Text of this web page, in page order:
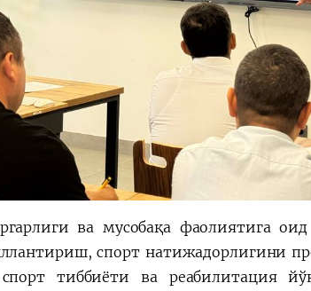
ва мусобақа фаолиятига
спорт натижадорлигини
тиббиёти ва реабилитация